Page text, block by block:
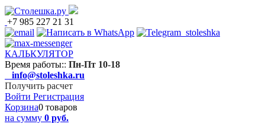
+7 985 227 21 31
КАЛЬКУЛЯТОР
Время работы:: Пн-Пт 10-18
info@stoleshka.ru
Получить расчет
Войти Регистрация
Корзина0 товаров
на сумму 0 руб.